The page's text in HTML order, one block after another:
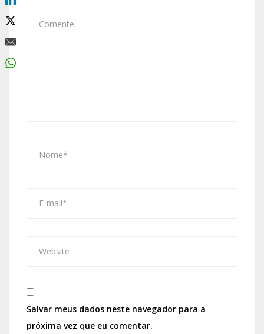
Salvar meus dados neste navegador para a
próxima vez que eu comentar.